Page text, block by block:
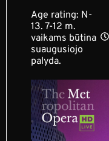
Age rating: N-
13. 7-12 m.
vaikams būtina
suaugusiojo
palyda.